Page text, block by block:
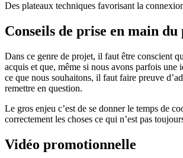
Des plateaux techniques favorisant la
Conseils de prise en main
Dans ce genre de projet, il faut être conscient
acquis et que, même si nous avons parfois une
ce que nous souhaitons, il faut faire preuve
remettre en question.
Le gros enjeu c’est de se donner le temps de
correctement les choses ce qui n’est pas
Vidéo promotionnelle